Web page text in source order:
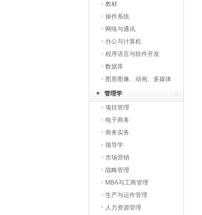
教材
操作系统
网络与通讯
办公与计算机
程序语言与软件开发
数据库
图形图像、动画、多媒体
与网页开发
管理学
项目管理
电子商务
商务实务
领导学
市场营销
战略管理
MBA与工商管理
生产与运作管理
人力资源管理